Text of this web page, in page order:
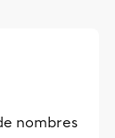
nombres